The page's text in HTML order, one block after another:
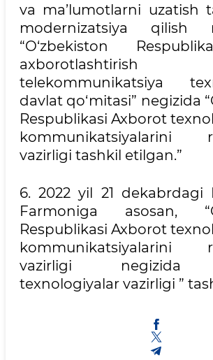
va ma’lumotlarni uzatish
modernizatsiya qilish
“O‘zbekiston
telekommunikatsiya
davlat qo‘mitasi” negizida
Respublikasi Axborot
kommunikatsiyalarini
vazirligi tashkil etilgan.”
6. 2022 yil 21 dekabrdagi
Farmoniga asosan,
Respublikasi Axborot
kommunikatsiyalarini
vazirligi negizida
texnologiyalar vazirligi ”